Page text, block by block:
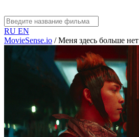
RU EN
MovieSense.io / Меня здесь больше нет